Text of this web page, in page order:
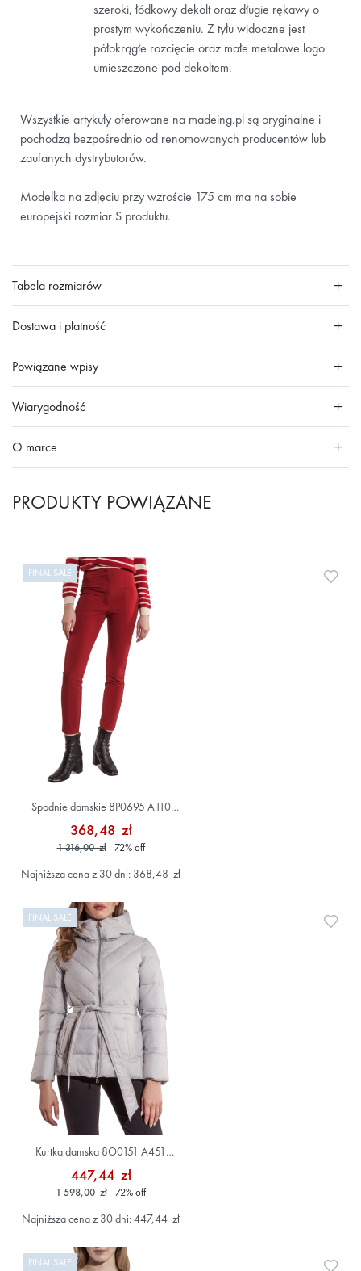
szeroki, łódkowy dekolt oraz długie rękawy o
prostym wykończeniu. Z tyłu widoczne jest
półokrągłe rozcięcie oraz małe metalowe logo
umieszczone pod dekoltem.
Wszystkie artykuły oferowane na madeing.pl są oryginalne i
pochodzą bezpośrednio od renomowanych producentów lub
zaufanych dystrybutorów.
Modelka na zdjęciu przy wzroście 175 cm ma na sobie
europejski rozmiar S produktu.
Tabela rozmiarów
Dostawa i płatność
Powiązane wpisy
Wiarygodność
O marce
PRODUKTY POWIĄZANE
FINAL SALE
Spodnie damskie 8P0695 A110
Czerwony
368,48 zł
1 316,00 zł 72%off
Najniższa cena z 30 dni: 368,48 zł
FINAL SALE
Kurtka damska 8O0151 A451
Szary/Srebrny
447,44 zł
1 598,00 zł 72%off
Najniższa cena z 30 dni: 447,44 zł
FINAL SALE